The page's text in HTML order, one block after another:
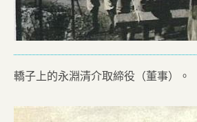
轎子上的永淵清介取締役（董事）。